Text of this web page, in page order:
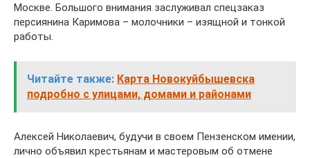
Москве. Большого внимания заслуживал спецзаказ
персиянина Каримова – молочники – изящной и тонкой
работы.
Читайте также: Карта Новокуйбышевска
подробно с улицами, домами и районами
Алексей Николаевич, будучи в своем Пензенском имении,
лично объявил крестьянам и мастеровым об отмене